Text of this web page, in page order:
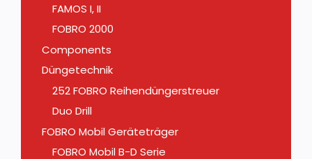
FAMOS I, II
FOBRO 2000
Components
Düngetechnik
252 FOBRO Reihendüngerstreuer
Duo Drill
FOBRO Mobil Geräteträger
FOBRO Mobil B-D Serie